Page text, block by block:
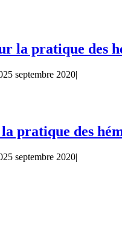
la pratique des
25 septembre 2020|
pratique des
25 septembre 2020|